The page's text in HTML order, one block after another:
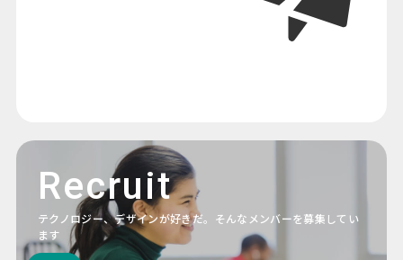
Recruit
テクノロジー、デザインが好きだ。そんなメンバーを募集してい
ます